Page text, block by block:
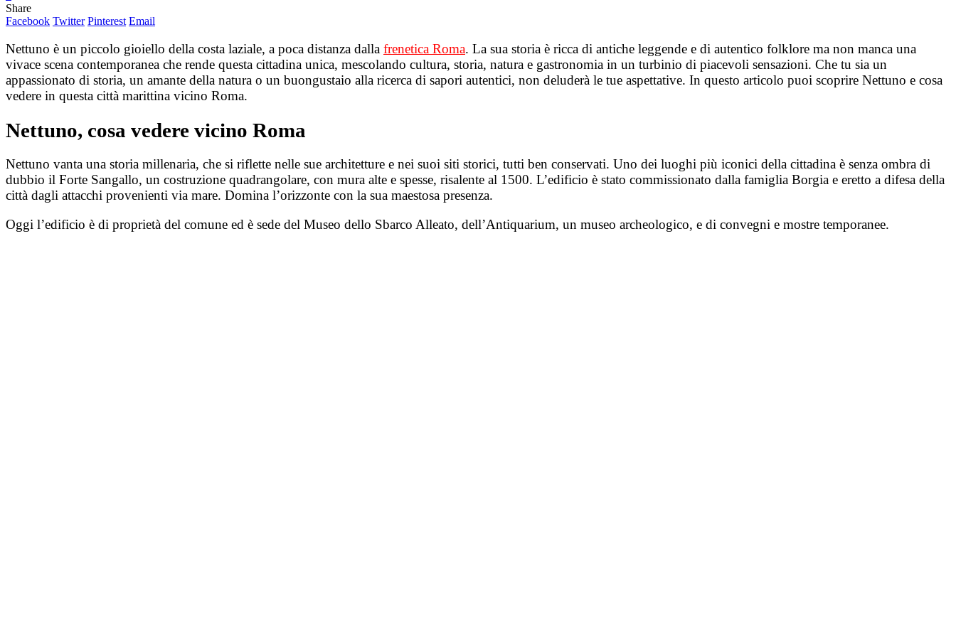
Share
Facebook Twitter Pinterest Email
Nettuno è un piccolo gioiello della costa laziale, a poca distanza dalla frenetica Roma. La sua storia è ricca di antiche leggende e di autentico folklore ma non manca una
vivace scena contemporanea che rende questa cittadina unica, mescolando cultura, storia, natura e gastronomia in un turbinio di piacevoli sensazioni. Che tu sia un
appassionato di storia, un amante della natura o un buongustaio alla ricerca di sapori autentici, non deluderà le tue aspettative. In questo articolo puoi scoprire Nettuno e cosa
vedere in questa città marittina vicino Roma.
Nettuno, cosa vedere vicino Roma
Nettuno vanta una storia millenaria, che si riflette nelle sue architetture e nei suoi siti storici, tutti ben conservati. Uno dei luoghi più iconici della cittadina è senza ombra di
dubbio il Forte Sangallo, un costruzione quadrangolare, con mura alte e spesse, risalente al 1500. L’edificio è stato commissionato dalla famiglia Borgia e eretto a difesa della
città dagli attacchi provenienti via mare. Domina l’orizzonte con la sua maestosa presenza.
Oggi l’edificio è di proprietà del comune ed è sede del Museo dello Sbarco Alleato, dell’Antiquarium, un museo archeologico, e di convegni e mostre temporanee.